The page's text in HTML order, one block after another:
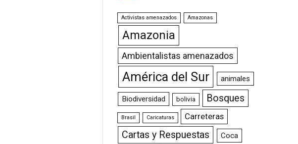
Activistas amenazados Amazonas
Amazonia
Ambientalistas amenazados
América del Sur animales
Biodiversidad bolivia Bosques
Brasil Caricaturas Carreteras
Cartas y Respuestas
Coca